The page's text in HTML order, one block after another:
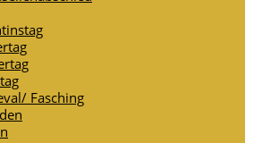
Fasching